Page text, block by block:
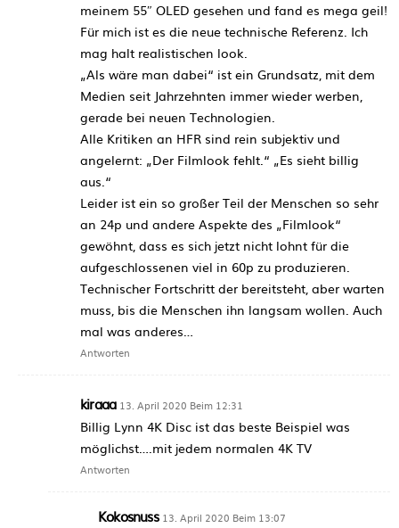
meinem 55″ OLED gesehen und fand es mega geil!
Für mich ist es die neue technische Referenz. Ich
mag halt realistischen look.
„Als wäre man dabei“ ist ein Grundsatz, mit dem
Medien seit Jahrzehnten immer wieder werben,
gerade bei neuen Technologien.
Alle Kritiken an HFR sind rein subjektiv und
angelernt: „Der Filmlook fehlt.“ „Es sieht billig
aus.“
Leider ist ein so großer Teil der Menschen so sehr
an 24p und andere Aspekte des „Filmlook“
gewöhnt, dass es sich jetzt nicht lohnt für die
aufgeschlossenen viel in 60p zu produzieren.
Technischer Fortschritt der bereitsteht, aber warten
muss, bis die Menschen ihn langsam wollen. Auch
mal was anderes…
Antworten
kiraaa 13. April 2020 Beim 12:31
Billig Lynn 4K Disc ist das beste Beispiel was
möglichst….mit jedem normalen 4K TV
Antworten
Kokosnuss 13. April 2020 Beim 13:07